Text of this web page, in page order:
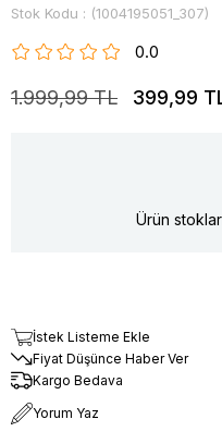
Stok Kodu (1004195051_307)
0.0
1.999,99 TL 399,99
Ürün
İstek Listeme Ekle
Fiyat Düşünce Haber Ver
Kargo Bedava
Yorum Yaz